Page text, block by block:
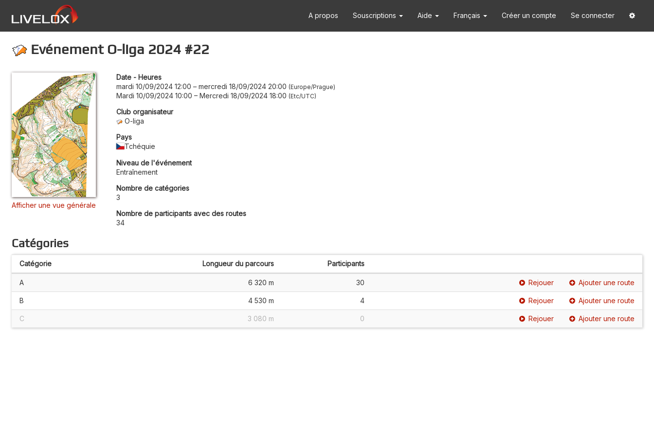
A propos Souscriptions Aide Français Créer un compte Se connecter
Evénement O-liga 2024 #22
Afficher une vue générale
Date - Heures
mardi 10/09/2024 12:00 – mercredi 18/09/2024 20:00 Europe/Prague
Mardi 10/09/2024 10:00 – Mercredi 18/09/2024 18:00 Etc/UTC
Club organisateur
O-liga
Pays
Tchéquie
Niveau de l'événement
Entraînement
Nombre de catégories
3
Nombre de participants avec des routes
34
Catégories
Catégorie Longueur du parcours Participants
A 6 320 m 30 Rejouer Ajouter une route
B 4 530 m 4 Rejouer Ajouter une route
C 3 080 m 0 Rejouer Ajouter une route